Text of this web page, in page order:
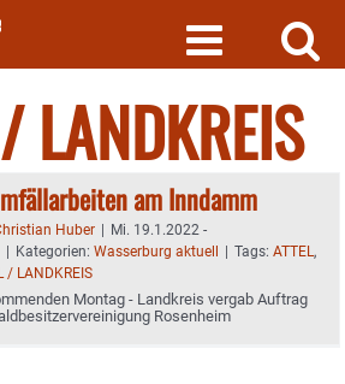
LANDKREIS
am Inndamm
Huber | Mi. 19.1.2022 -
| Kategorien: Wasserburg aktuell | Tags: ATTEL ,
/ LANDKREIS
Montag - Landkreis vergab Auftrag
Rosenheim